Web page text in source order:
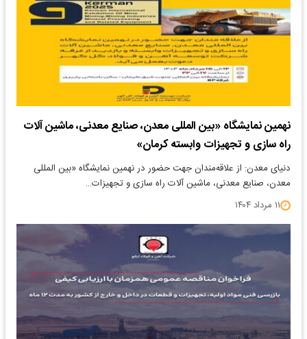
نهمین نمایشگاه «بین المللی معدن، صنایع معدنی، ماشین آلات
راه سازی و تجهیزات وابسته کرمان»
دنیای معدن: از علاقه‌مندان جهت حضور در نهمین نمایشگاه «بین المللی
معدن، صنایع معدنی، ماشین آلات راه سازی و تجهیزات…
۱۱ مرداد ۱۴۰۴